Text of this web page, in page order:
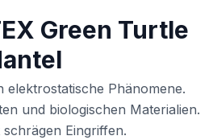
Green Turtle
elektrostatische Phänomene.
und biologischen Materialien.
Eingriffen.